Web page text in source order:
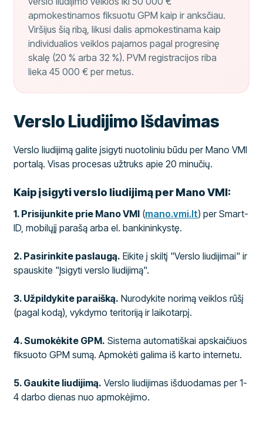
apmokestinamos fiksuotu GPM kaip ir anksčiau.
Viršijus šią ribą, likusi dalis apmokestinama kaip
individualios veiklos pajamos pagal progresinę
skalę (20 % arba 32 %). PVM registracijos riba
lieka 45 000 € per metus.
Verslo Liudijimo Išdavimas
Verslo liudijimą galite įsigyti nuotoliniu būdu per Mano VMI
portalą. Visas procesas užtruks apie 20 minučių.
Kaip įsigyti verslo liudijimą per Mano VMI:
1. Prisijunkite prie Mano VMI (mano.vmi.lt) per Smart-
ID, mobilųjį parašą arba el. bankininkystę.
2. Pasirinkite paslaugą. Eikite į skiltį "Verslo liudijimai" ir
spauskite "Įsigyti verslo liudijimą".
3. Užpildykite paraišką. Nurodykite norimą veiklos rūšį
(pagal kodą), vykdymo teritoriją ir laikotarpį.
4. Sumokėkite GPM. Sistema automatiškai apskaičiuos
fiksuoto GPM sumą. Apmokėti galima iš karto internetu.
5. Gaukite liudijimą. Verslo liudijimas išduodamas per 1-
4 darbo dienas nuo apmokėjimo.